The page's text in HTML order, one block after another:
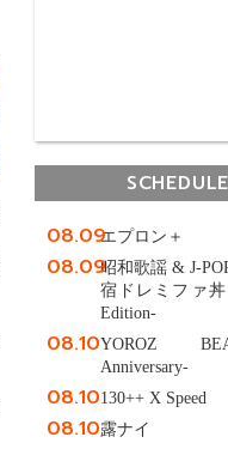
SCHEDULE
08.09エプロン＋
08.09昭和歌謡 & J-
宿ドレミファ丼
Edition-
08.10YOROZ
Anniversary-
08.10130++ X Speed
08.10露ナイ